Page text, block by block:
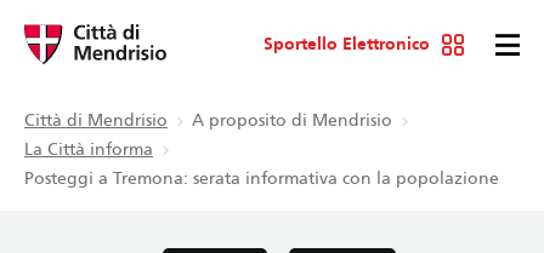
Sportello Elettronico
Città di Mendrisio
A proposito di Mendrisio
La Città informa
Posteggi a Tremona: serata informativa con la popolazione